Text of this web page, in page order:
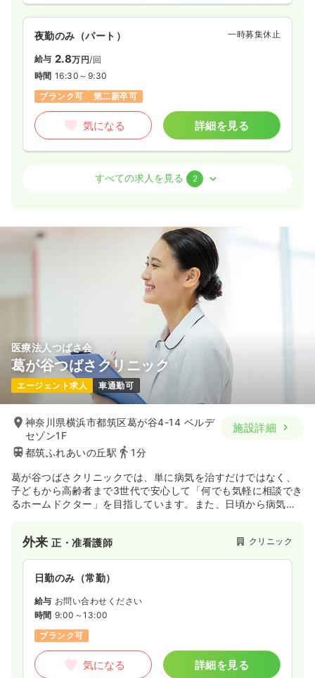
夜勤のみ（パート） 一時募集休止
給与 2.8万円/回
時間 16:30～9:30
ブランク可
第二新卒可
気になる 詳細を見る
正看護師
給与 賞与3.4ヶ月
（休憩60分）
年間休日125日
オンコールあり
ブランク可 月給31万円以上可
詳細を見る
日勤のみ（パート） 一時募集休止
給与 25.9万円/月
時間 9:00～17:00
土日祝休み
ブランク可
月給25万円以上可
気になる 詳細を見る
すべての求人を見る 2
医療法人つばさ会
葛が谷つばさクリニック
エージェント求人 車通勤可
神奈川県横浜市都筑区葛が谷4-14 ベルデ
セゾン1F
都筑ふれあいの丘駅
1分
施設詳細
葛が谷つばさクリニックでは、単に病気を治すだけではなく、
子どもから高齢者まで3世代で安心して「何でも気軽に相談でき
るホームドクター」を目指しています。また、日頃から病気の
外来正・准看護師 クリニック
日勤のみ（常勤）
給与 お問い合わせください
時間 9:00～13:00
ブランク可
気になる 詳細を見る